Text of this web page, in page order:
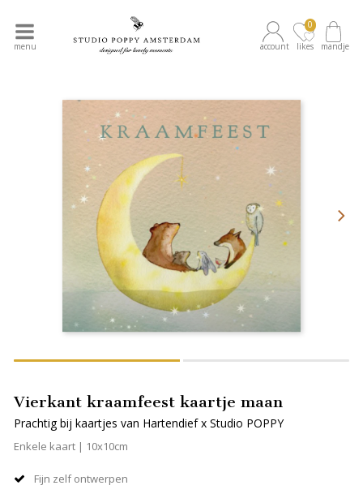
menu account likes
0
mandje
Vierkant kraamfeest kaartje maan
Prachtig bij kaartjes van Hartendief x Studio POPPY
Enkele kaart | 10x10cm
Fijn zelf ontwerpen